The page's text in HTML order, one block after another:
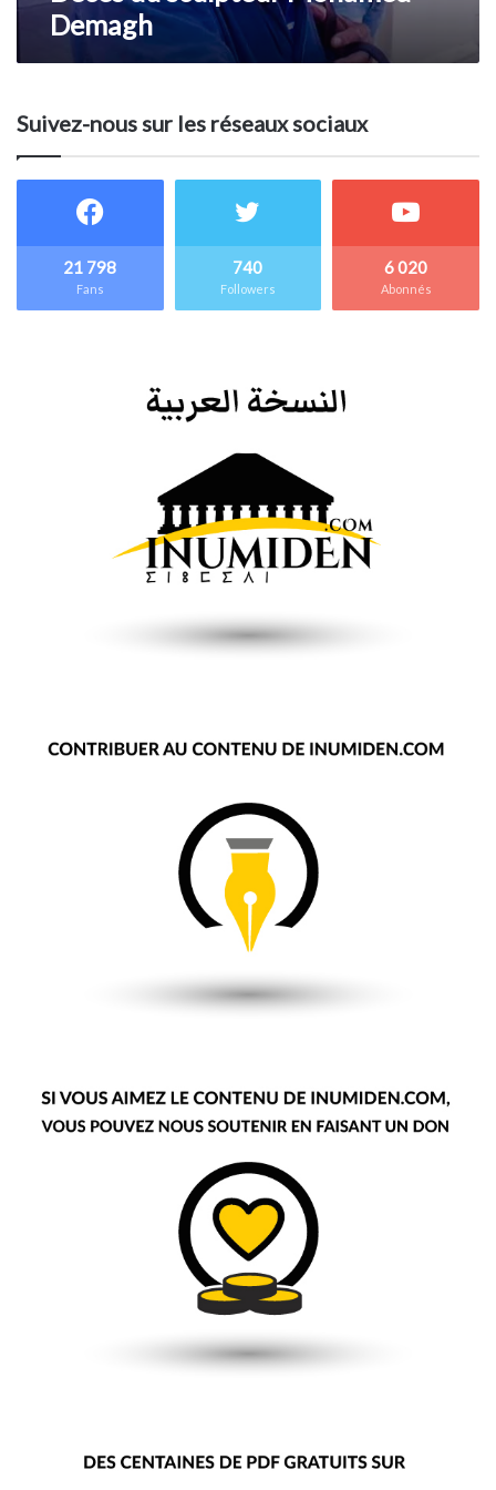
Demagh
Suivez-nous sur les réseaux sociaux
21 798
Fans
740
Followers
6 020
Abonnés